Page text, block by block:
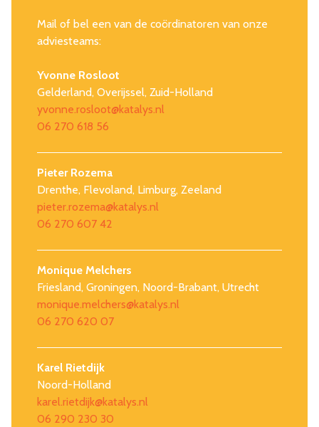
Mail of bel een van de coördinatoren van onze
adviesteams:
Yvonne Rosloot
Gelderland, Overijssel, Zuid-Holland
yvonne.rosloot@katalys.nl
06 270 618 56
Pieter Rozema
Drenthe, Flevoland, Limburg, Zeeland
pieter.rozema@katalys.nl
06 270 607 42
Monique Melchers
Friesland, Groningen, Noord-Brabant, Utrecht
monique.melchers@katalys.nl
06 270 620 07
Karel Rietdijk
Noord-Holland
karel.rietdijk@katalys.nl
06 290 230 30